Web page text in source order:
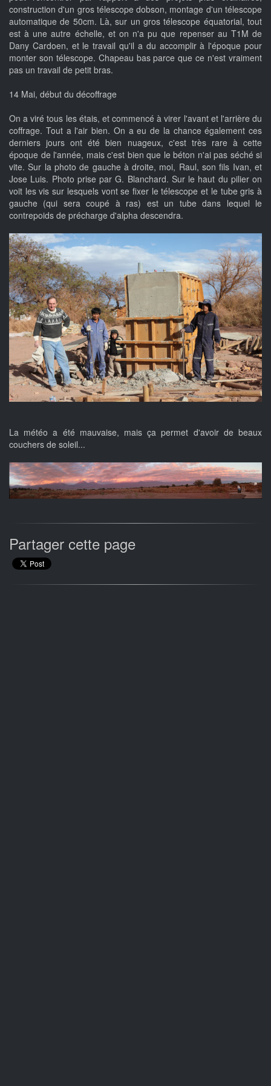
construction d'un gros télescope dobson, montage d'un télescope
automatique de 50cm. Là, sur un gros télescope équatorial, tout
est à une autre échelle, et on n'a pu que repenser au T1M de
Dany Cardoen, et le travail qu'il a du accomplir à l'époque pour
monter son télescope. Chapeau bas parce que ce n'est vraiment
pas un travail de petit bras.
14 Mai, début du décoffrage
On a viré tous les étais, et commencé à virer l'avant et l'arrière du
coffrage. Tout a l'air bien. On a eu de la chance également ces
derniers jours ont été bien nuageux, c'est très rare à cette
époque de l'année, mais c'est bien que le béton n'ai pas séché si
vite. Sur la photo de gauche à droite, moi, Raul, son fils Ivan, et
Jose Luis. Photo prise par G. Blanchard. Sur le haut du pilier on
voit les vis sur lesquels vont se fixer le télescope et le tube gris à
gauche (qui sera coupé à ras) est un tube dans lequel le
contrepoids de précharge d'alpha descendra.
La météo a été mauvaise, mais ça permet d'avoir de beaux
couchers de soleil...
Partager cette page